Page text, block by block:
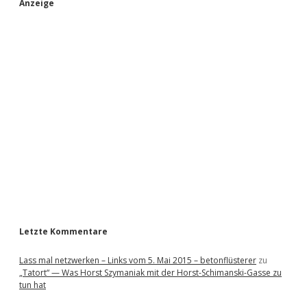
S
Anzeige
Letzte Kommentare
Lass mal netzwerken – Links vom 5. Mai 2015 – betonflüsterer zu
„Tatort“ — Was Horst Szymaniak mit der Horst-Schimanski-Gasse zu
tun hat